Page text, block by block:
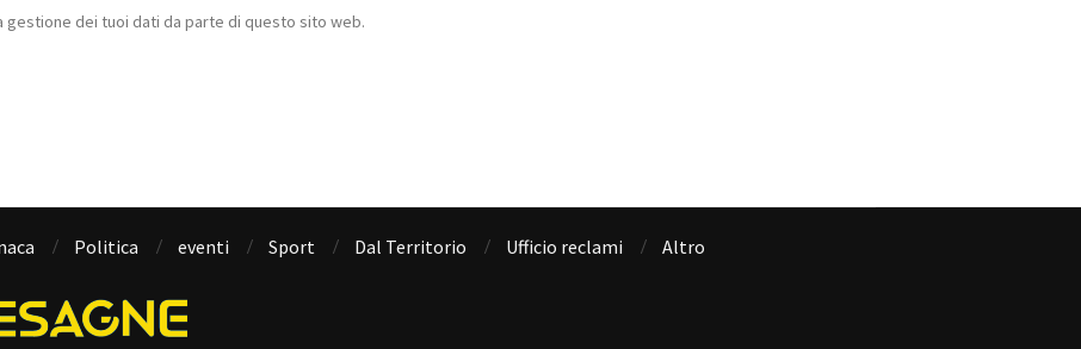
dei tuoi dati da parte di questo sito web.
Politica eventi Sport Dal Territorio Ufficio reclami Altro